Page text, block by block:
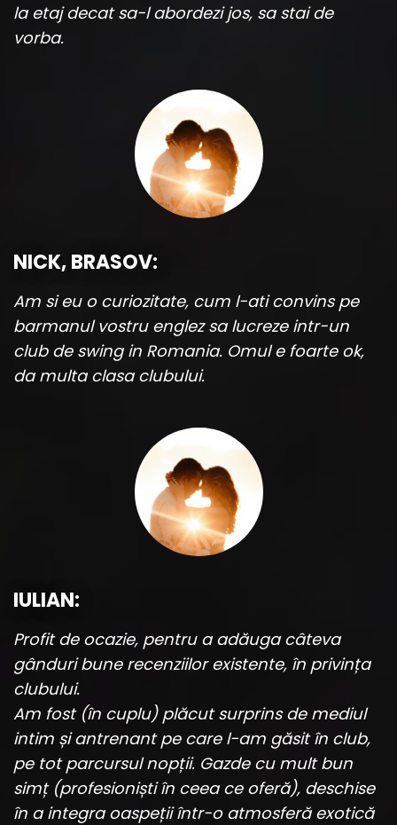
la etaj decat sa-l abordezi jos, sa stai de
vorba.
NICK, BRASOV:
Am si eu o curiozitate, cum l-ati convins pe
barmanul vostru englez sa lucreze intr-un
club de swing in Romania. Omul e foarte ok,
da multa clasa clubului.
IULIAN:
Profit de ocazie, pentru a adăuga câteva
gânduri bune recenziilor existente, în privința
clubului.
Am fost (în cuplu) plăcut surprins de mediul
intim și antrenant pe care l-am găsit în club,
pe tot parcursul nopții. Gazde cu mult bun
simț (profesioniști în ceea ce oferă), deschise
în a integra oaspeții într-o atmosferă exotică